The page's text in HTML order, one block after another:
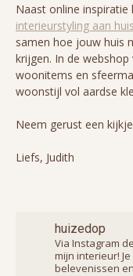
Naast online
interieurstyling aan huis
samen hoe jouw huis
krijgen. In de
woonitems en
woonstijl vol aardse
Neem gerust een
Liefs, Judith
huizedop
Via Instagram
mijn interieur!
belevenissen